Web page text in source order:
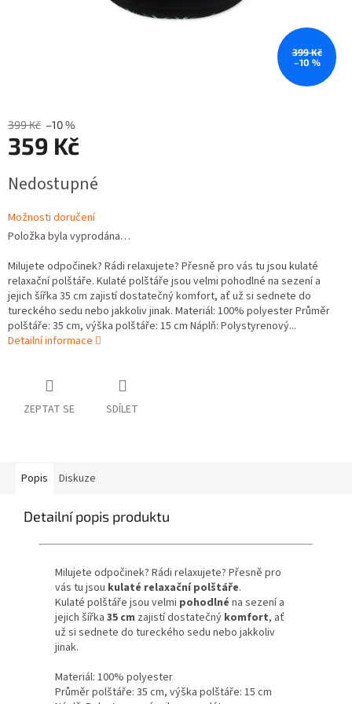
399 Kč
–10 %
399 Kč –10 %
359 Kč
cena:
Nedostupné
Možnosti doručení
Položka byla vyprodána…
Milujete odpočinek? Rádi relaxujete? Přesně pro vás tu jsou kulaté
relaxační polštáře. Kulaté polštáře jsou velmi pohodlné na sezení a
jejich šířka 35 cm zajistí dostatečný komfort, ať už si sednete do
tureckého sedu nebo jakkoliv jinak. Materiál: 100% polyester Průměr
polštáře: 35 cm, výška polštáře: 15 cm Náplň: Polystyrenový...
Detailní informace
ZEPTAT SE SDÍLET
Popis Diskuze
Detailní popis produktu
Milujete odpočinek? Rádi relaxujete? Přesně pro
vás tu jsou kulaté relaxační polštáře.
Kulaté polštáře jsou velmi pohodlné na sezení a
jejich šířka 35 cm zajistí dostatečný komfort, ať
už si sednete do tureckého sedu nebo jakkoliv
jinak.
Materiál: 100% polyester
Průměr polštáře: 35 cm, výška polštáře: 15 cm